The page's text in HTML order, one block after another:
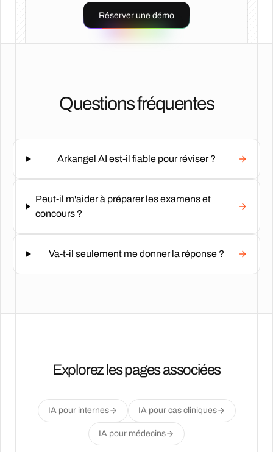
Réserver une démo
Questions fréquentes
Arkangel AI est-il fiable pour réviser ?
Peut-il m'aider à préparer les examens et
concours ?
Va-t-il seulement me donner la réponse ?
Explorez les pages associées
IA pour internes IA pour cas cliniques
IA pour médecins